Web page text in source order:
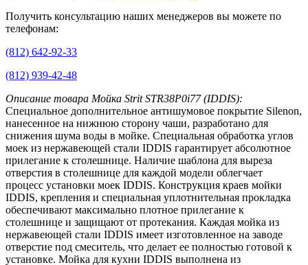
Получить консультацию наших менеджеров вы можете по
телефонам:
(812) 642-92-33
(812) 939-42-48
Описание товара Мойка Strit STR38P0i77 (IDDIS):
Специальное дополнительное антишумовое покрытие Silenon,
нанесенное на нижнюю сторону чаши, разработано для
снижения шума воды в мойке. Специальная обработка углов
моек из нержавеющей стали IDDIS гарантирует абсолютное
прилегание к столешнице. Наличие шаблона для выреза
отверстия в столешнице для каждой модели облегчает
процесс установки моек IDDIS. Конструкция краев мойки
IDDIS, крепления и специальная уплотнительная прокладка
обеспечивают максимально плотное прилегание к
столешнице и защищают от протекания. Каждая мойка из
нержавеющей стали IDDIS имеет изготовленное на заводе
отверстие под смеситель, что делает ее полностью готовой к
установке. Мойка для кухни IDDIS выполнена из